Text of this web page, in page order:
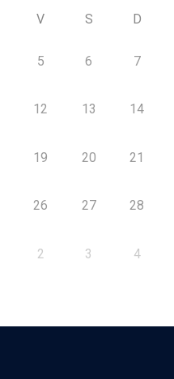
V S D
5 6 7
12 13 14
19 20 21
26 27 28
2 3 4